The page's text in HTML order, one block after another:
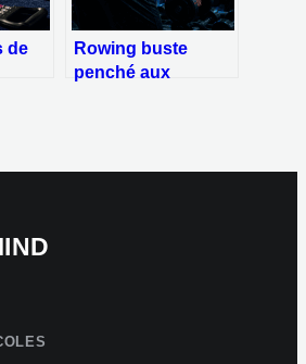
de
Rowing buste
penché aux
et symétrique